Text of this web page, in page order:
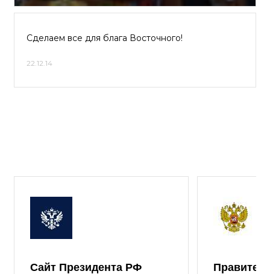
Сделаем все для блага Восточного!
22.12.14
Сайт Президента РФ